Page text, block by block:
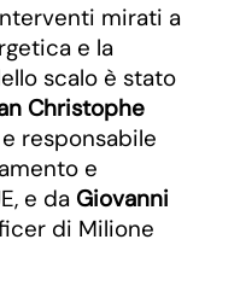
mirati a
e la
scalo è stato
Christophe
responsabile
e
e da Giovanni
di Milione